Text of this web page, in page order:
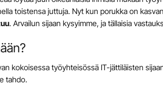
toistensa juttuja. Nyt kun porukka on
. Arvailun sijaan kysyimme, ja tällaisia
kokoisessa työyhteisössä IT-jättiläisten
tahdo.